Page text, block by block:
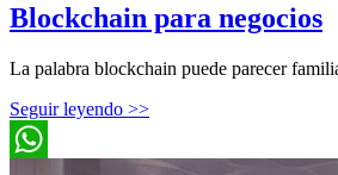
Blockchain para negocios
La palabra blockchain puede parecer
Seguir leyendo >>